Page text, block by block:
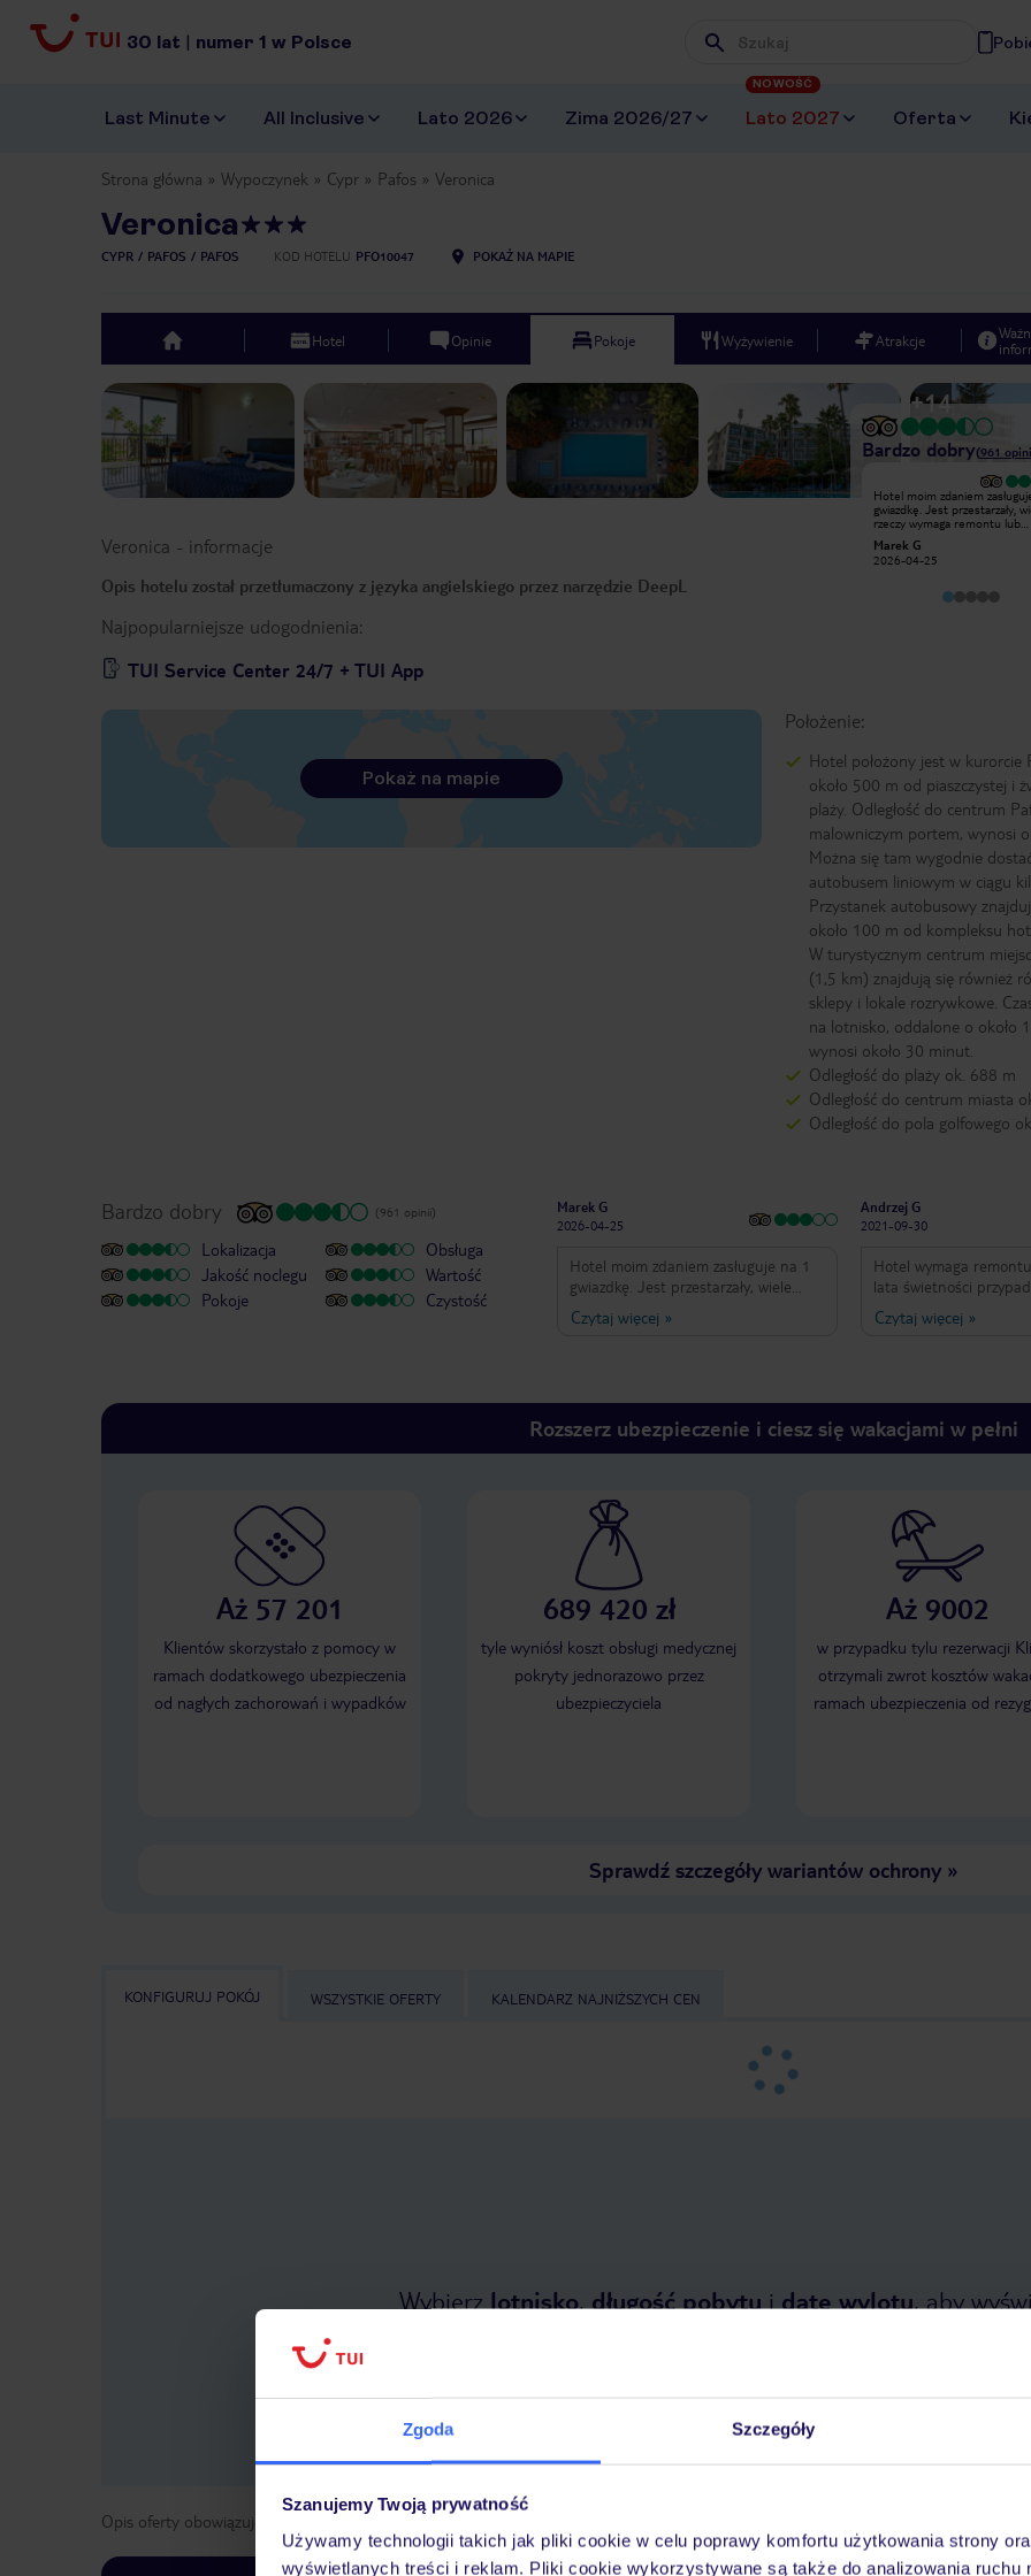
Zgoda Szczegóły
Szanujemy Twoją prywatność
Używamy technologii takich jak pliki cookie w celu poprawy komfortu użytkowania strony
wyświetlanych treści i reklam. Pliki cookie wykorzystywane są także do analizowania ruchu
30 lat | numer 1 w Polsce Wpisz frazę, której szukasz
Last Minute All Inclusive Lato 2026 Zima 2026/27 Lato 2027
NOWOŚĆ
Oferta
Strona główna Wypoczynek Cypr Pafos Veronica
Veronica
CYPR PAFOS PAFOS KOD HOTELU PFO10047 POKAŻ NA MAPIE
top Hotel Opinie Pokoje Wyżywienie Atrakcje
Previous slide +14
Bardzo dobry(961
Bardzo dobry
Hotel Veronica z uwagi na stosunek
:-)
Hotel moim zdaniem
gwiazdkę. Jest przestarzały,
rzeczy wymaga remontu lub
poziomie. Wanna z zasłonką
prysznica, brudne stare
wszystko słychać z korytarza.
że pościel i ręczniki były
Marek G
2026-04-25
Veronica - informacje
Opis hotelu został przetłumaczony z języka angielskiego przez narzędzie DeepL
Najpopularniejsze udogodnienia:
TUI Service Center 24/7 + TUI App
Położenie:
Hotel położony jest w kurorcie
około 500 m od piaszczystej i
plaży. Odległość do centrum
malowniczym portem, wynosi
Można się tam wygodnie dostać
autobusem liniowym w ciągu
Przystanek autobusowy
około 100 m od kompleksu
W turystycznym centrum
(1,5 km) znajdują się również
sklepy i lokale rozrywkowe.
na lotnisko, oddalone o około
wynosi około 30 minut.
Odległość do plaży ok. 688 m
Odległość do centrum miasta
Odległość do pola golfowego
Pokaż na mapie
Bardzo dobry (961 opinii)
Lokalizacja
Jakość noclegu
Pokoje
Obsługa
Wartość
Czystość
Marek G
2026-04-25
Hotel moim zdaniem zasługuje na 1
gwiazdkę. Jest przestarzały, wiele
rzeczy wymaga remontu lub
odświeżenia. Sprzątanie na niskim
że pościel i ręczniki były czyste. W
recepcji miła obsługa, pani Anastazja
śniadań, których oferta nas nie
zachwyciła. Część jedzenia wyglądała
na podaną z poprzedniego dnia.
Niestety nie polecamy.
Czytaj więcej »
Andrzej G
2021-09-30
Hotel wymaga
lata świetności
lub początek 21 wieku.
suficie są kasetony, z
obecnych czasach
lodówka..serio?! pokoje
restauracji monotonne i
obiadem lepiej lecz tak
monotonny. Mały
wersji wyżywienia All
8 kuponów na drinki na
Kupony? znowu styl lat
wygodne. Kawa z
obrzydliwa, to samo
przesłodzone. Winda
Basen ok. W hotelu na
Maderze, w hotelu taki
Generalnie nie
Czytaj więcej »
Rozszerz ubezpieczenie i ciesz się wakacjami w pełni
Aż 57 201
Klientów skorzystało z pomocy w
ramach dodatkowego ubezpieczenia
od nagłych zachorowań i wypadków
689 420 zł
tyle wyniósł koszt obsługi medycznej
pokryty jednorazowo przez
ubezpieczyciela
Aż 9002
w przypadku tylu rezerwacji
otrzymali zwrot kosztów
ramach ubezpieczenia od
Sprawdź szczegóły wariantów ochrony»
KONFIGURUJ POKÓJ WSZYSTKIE OFERTY KALENDARZ NAJNIŻSZYCH CEN
Wybierz lotnisko,długość pobytuidatę wylotu, aby
Opis oferty obowiązuje dla wyjazdów w terminie